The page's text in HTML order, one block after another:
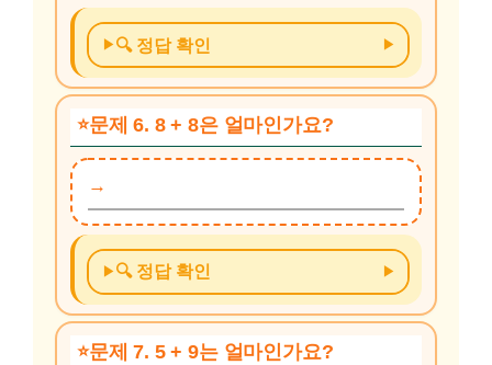
🔍 정답 확인
문제 6. 8 + 8은 얼마인가요?
🔍 정답 확인
문제 7. 5 + 9는 얼마인가요?